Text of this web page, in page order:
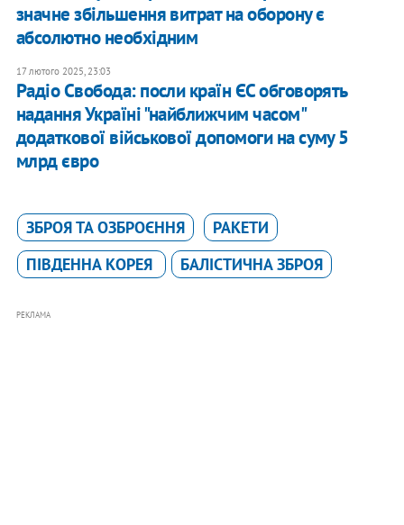
значне збільшення витрат на оборону є
абсолютно необхідним
17 лютого 2025, 23:03
Радіо Свобода: посли країн ЄС обговорять
надання Україні "найближчим часом"
додаткової військової допомоги на суму 5
млрд євро
ЗБРОЯ ТА ОЗБРОЄННЯ
РАКЕТИ
ПІВДЕННА КОРЕЯ
БАЛІСТИЧНА ЗБРОЯ
РЕКЛАМА